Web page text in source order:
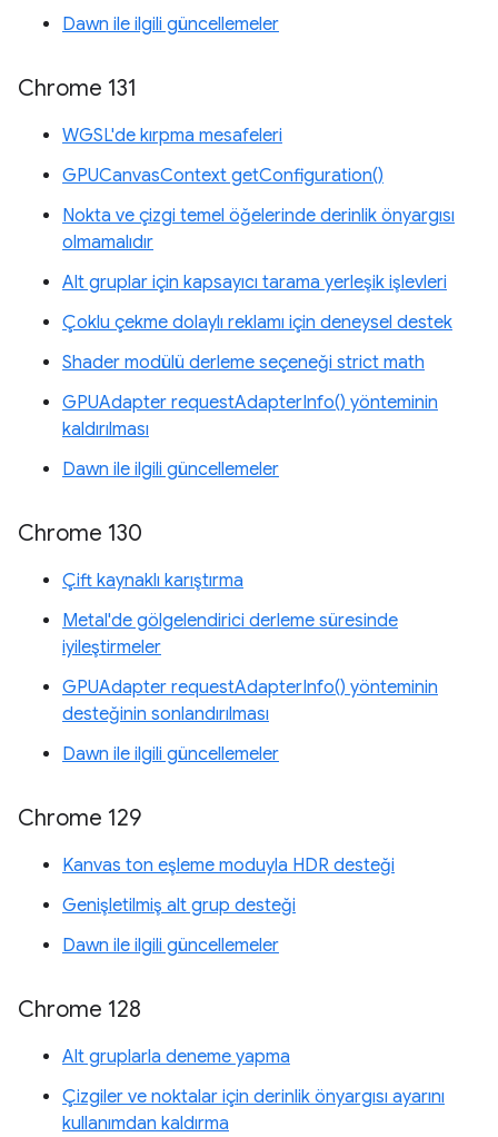
Dawn ile ilgili güncellemeler
Chrome 131
WGSL'de kırpma mesafeleri
GPUCanvasContext getConfiguration()
Nokta ve çizgi temel öğelerinde derinlik önyargısı
olmamalıdır
Alt gruplar için kapsayıcı tarama yerleşik işlevleri
Çoklu çekme dolaylı reklamı için deneysel destek
Shader modülü derleme seçeneği strict math
GPUAdapter requestAdapterInfo() yönteminin
kaldırılması
Dawn ile ilgili güncellemeler
Chrome 130
Çift kaynaklı karıştırma
Metal'de gölgelendirici derleme süresinde
iyileştirmeler
GPUAdapter requestAdapterInfo() yönteminin
desteğinin sonlandırılması
Dawn ile ilgili güncellemeler
Chrome 129
Kanvas ton eşleme moduyla HDR desteği
Genişletilmiş alt grup desteği
Dawn ile ilgili güncellemeler
Chrome 128
Alt gruplarla deneme yapma
Çizgiler ve noktalar için derinlik önyargısı ayarını
kullanımdan kaldırma